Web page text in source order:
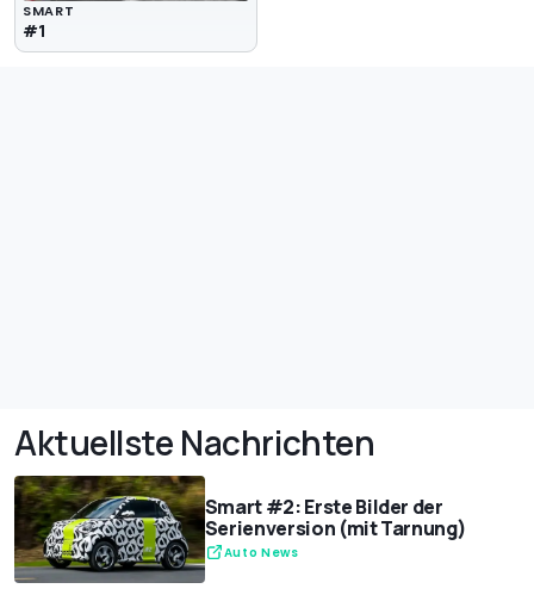
SMART
#1
Aktuellste Nachrichten
Smart #2: Erste Bilder der
Serienversion (mit Tarnung)
Auto News